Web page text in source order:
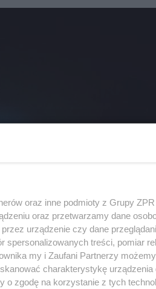
oraz inne podmioty z Grupy
oraz przetwarzamy dane
urządzenie czy dane
spersonalizowanych treści, pomiar
my i Zaufani Partnerzy
charakterystykę urządzenia
o zgodę na korzystanie z tych